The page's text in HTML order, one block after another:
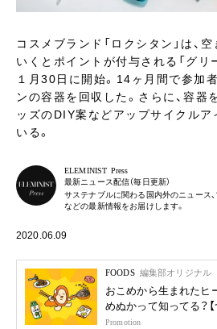
コスメブランド「ロクシタン」は、
いくとポイントが付与される「グリ
１月30日に開始。14ヶ月間で参加
ンの容器を回収した。さらに、容器
ッズのDIY案などアップサイクルア
いる。
ELEMINIST Press
最新ニュース配信（毎日更新）
サステナブルに関わる国内外のニュース
などの最新情報をお届けします。
2020.06.09
FOODS 編集部オリジナル
おこめから生まれたヒ
めぬかって知ってる？【
Promotion